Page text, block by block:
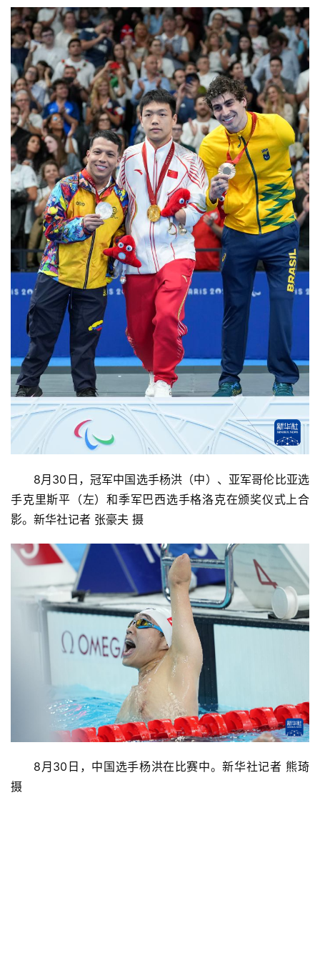
8月30日，冠军中国选手杨洪（中）、亚军哥伦比亚选
手克里斯平（左）和季军巴西选手格洛克在颁奖仪式上合
影。新华社记者 张豪夫 摄
8月30日，中国选手杨洪在比赛中。新华社记者 熊琦
摄